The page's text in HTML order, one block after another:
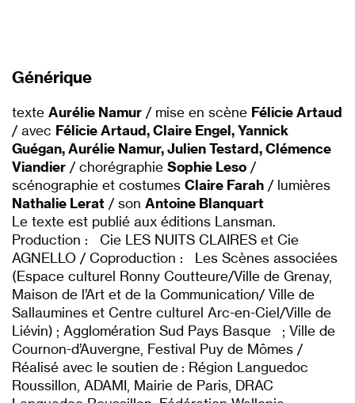
Générique
texte Aurélie Namur / mise en scène Félicie Artaud
/ avec Félicie Artaud, Claire Engel, Yannick
Guégan, Aurélie Namur, Julien Testard, Clémence
Viandier / chorégraphie Sophie Leso /
scénographie et costumes Claire Farah / lumières
Nathalie Lerat / son Antoine Blanquart
Le texte est publié aux éditions Lansman.
Production : Cie LES NUITS CLAIRES et Cie
AGNELLO / Coproduction : Les Scènes associées
(Espace culturel Ronny Coutteure/Ville de Grenay,
Maison de l’Art et de la Communication/ Ville de
Sallaumines et Centre culturel Arc-en-Ciel/Ville de
Liévin) ; Agglomération Sud Pays Basque ; Ville de
Cournon-d’Auvergne, Festival Puy de Mômes /
Réalisé avec le soutien de : Région Languedoc
Roussillon, ADAMI, Mairie de Paris, DRAC